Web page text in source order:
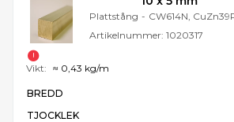
Plattstång - CW614N,
Artikelnummer: 1020317
BREDD
TJOCKLEK
Vikt: ≈ 0,43 kg/m